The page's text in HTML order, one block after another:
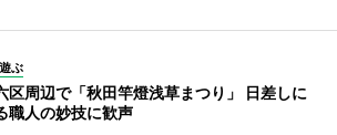
ぶ
区周辺で「秋田竿燈浅草まつり」 日差しに
職人の妙技に歓声